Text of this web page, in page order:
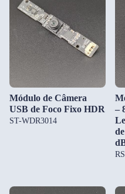
Módulo de Câmera
USB de Foco Fixo HDR
ST-WDR3014
–
Support